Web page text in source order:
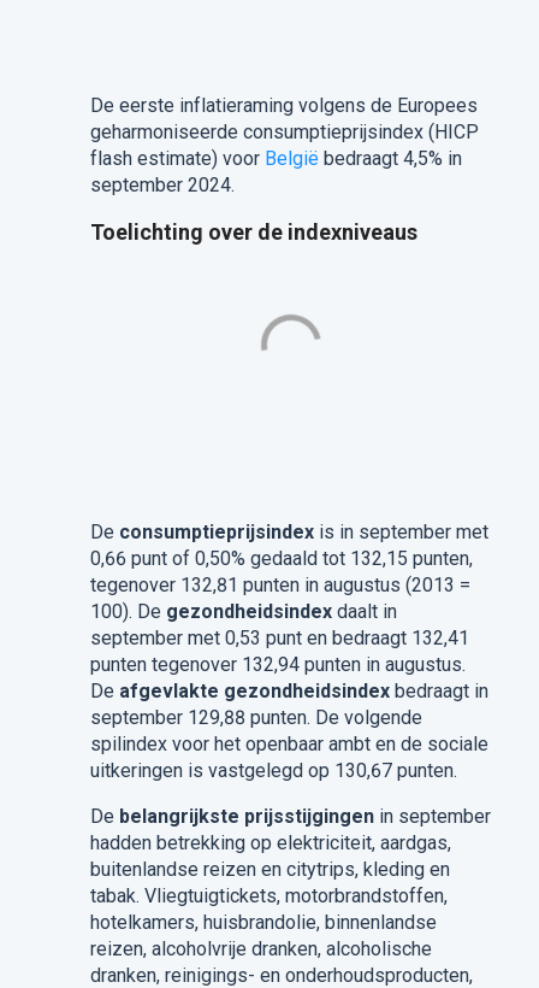
De eerste inflatieraming volgens de Europees
geharmoniseerde consumptieprijsindex (HICP
flash estimate) voor Belgiëbedraagt 4,5% in
september 2024.
Toelichting over de indexniveaus
De consumptieprijsindex is in september met
0,66 punt of 0,50% gedaald tot 132,15 punten,
tegenover 132,81 punten in augustus (2013 =
100). De gezondheidsindex daalt in
september met 0,53 punt en bedraagt 132,41
punten tegenover 132,94 punten in augustus.
De afgevlakte gezondheidsindex bedraagt in
september 129,88 punten. De volgende
spilindex voor het openbaar ambt en de sociale
uitkeringen is vastgelegd op 130,67 punten.
De belangrijkste prijsstijgingen in september
hadden betrekking op elektriciteit, aardgas,
buitenlandse reizen en citytrips, kleding en
tabak. Vliegtuigtickets, motorbrandstoffen,
hotelkamers, huisbrandolie, binnenlandse
reizen, alcoholvrije dranken, alcoholische
dranken, reinigings- en onderhoudsproducten,